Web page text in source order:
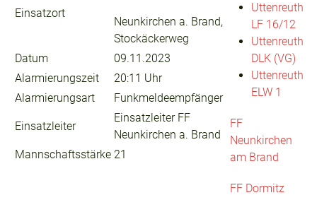
Einsatzort
Neunkirchen a. Brand,
Stockäckerweg
Datum
09.11.2023
Alarmierungszeit
20:11 Uhr
Alarmierungsart
Funkmeldeempfänger
Einsatzleiter
Einsatzleiter FF
Neunkirchen a. Brand
Mannschaftsstärke 21
Uttenreuth
LF 16/12
Uttenreuth
DLK (VG)
Uttenreuth
ELW 1
FF
Neunkirchen
am Brand
FF Dormitz